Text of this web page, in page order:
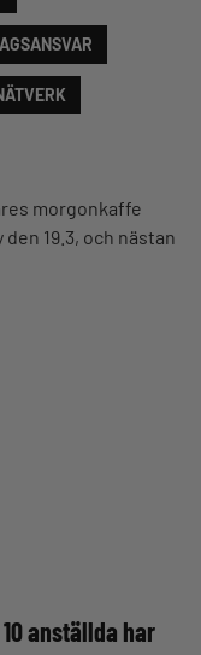
morgonkaffe
19.3, och nästan
anställda har